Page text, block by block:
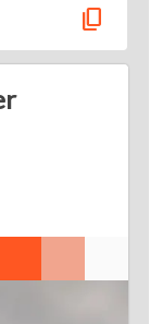
content_copy